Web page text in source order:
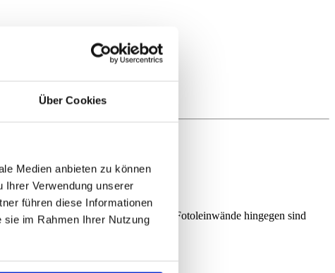
Über Cookies
Medien anbieten zu können
Ihrer Verwendung unserer
führen diese Informationen
sie im Rahmen Ihrer Nutzung
milde Reinigungsmittel verwenden. Fotoleinwände hingegen sind
und den Druck zu schonen.